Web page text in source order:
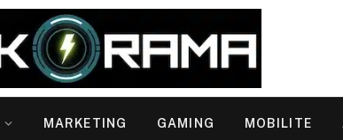
MARKETING GAMING MOBILITE